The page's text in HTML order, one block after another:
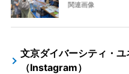
関連画像
文京ダイバーシティ・ユ
（Instagram）